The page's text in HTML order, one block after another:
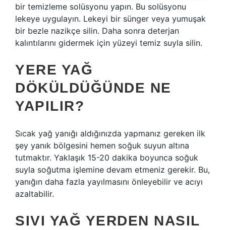
bir temizleme solüsyonu yapın. Bu solüsyonu
lekeye uygulayın. Lekeyi bir sünger veya yumuşak
bir bezle nazikçe silin. Daha sonra deterjan
kalıntılarını gidermek için yüzeyi temiz suyla silin.
YERE YAĞ
DÖKÜLDÜĞÜNDE NE
YAPILIR?
Sıcak yağ yanığı aldığınızda yapmanız gereken ilk
şey yanık bölgesini hemen soğuk suyun altına
tutmaktır. Yaklaşık 15-20 dakika boyunca soğuk
suyla soğutma işlemine devam etmeniz gerekir. Bu,
yanığın daha fazla yayılmasını önleyebilir ve acıyı
azaltabilir.
SIVI YAĞ YERDEN NASIL